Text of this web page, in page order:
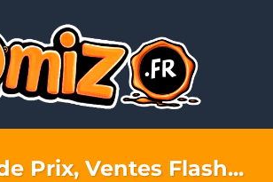
Prix, Ventes Flash...